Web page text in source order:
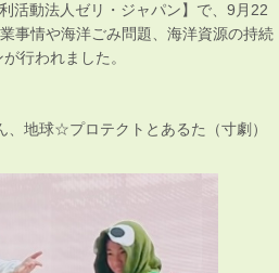
活動法人ゼリ・ジャパン】で、9月22
事情や海洋ごみ問題、海洋資源の持続
行われました。
地球☆プロテクトとあるた（寸劇）